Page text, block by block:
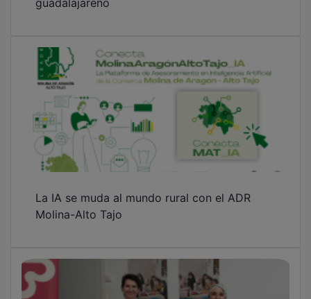
Cáritas Diocesana Sigüenza-Guadalajara
atendió a más de 5.600 personas durante
2025